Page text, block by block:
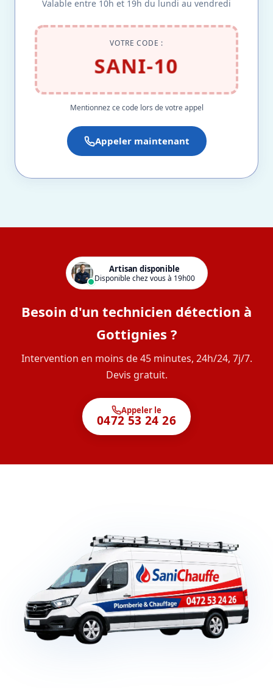
Valable entre 10h et 19h du lundi au vendredi
VOTRE CODE :
SANI-10
Mentionnez ce code lors de votre appel
Appeler maintenant
Artisan disponible
Disponible chez vous à 19h00
Besoin d'un technicien détection à
Gottignies ?
Intervention en moins de 45 minutes, 24h/24, 7j/7.
Devis gratuit.
Appeler le
0472 53 24 26